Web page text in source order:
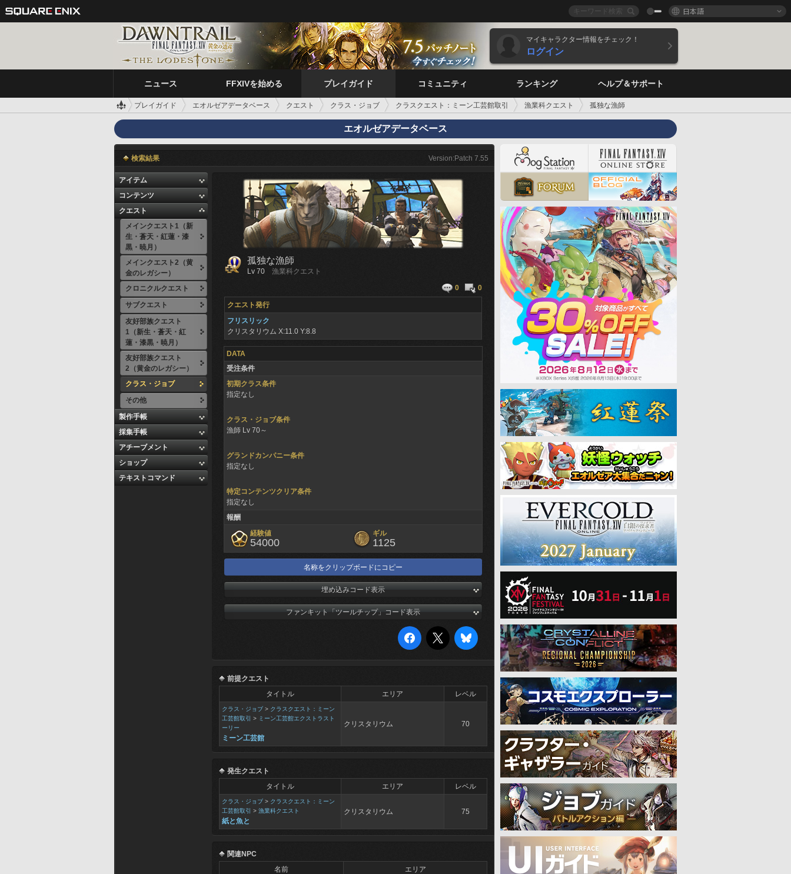
日本語
マイキャラクター情報をチェック！
ログイン
ニュース FFXIVを始める プレイガイド コミュニティ ランキング ヘルプ＆サポート
プレイガイド エオルゼアデータベース クエスト クラス・ジョブ クラスクエスト：ミーン工芸館取引 漁業科クエスト 孤独な漁師
エオルゼアデータベース
検索結果 Version:Patch 7.55
アイテム
コンテンツ
クエスト
メインクエスト1（新
生・蒼天・紅蓮・漆
黒・暁月）
メインクエスト2（黄
金のレガシー）
クロニクルクエスト
サブクエスト
友好部族クエスト
1（新生・蒼天・紅
蓮・漆黒・暁月）
友好部族クエスト
2（黄金のレガシー）
クラス・ジョブ
その他
製作手帳
採集手帳
アチーブメント
ショップ
テキストコマンド
孤独な漁師
Lv 70
漁業科クエスト
0
0
クエスト発行
フリスリック
クリスタリウム X:11.0 Y:8.8
DATA
受注条件
初期クラス条件
指定なし
クラス・ジョブ条件
漁師 Lv 70～
グランドカンパニー条件
指定なし
特定コンテンツクリア条件
指定なし
報酬
経験値
54000
ギル
1125
名称をクリップボードにコピー
埋め込みコード表示
ファンキット「ツールチップ」コード表示
前提クエスト
タイトル
エリア レベル
クラス・ジョブ > クラスクエスト：ミーン
工芸館取引
> ミーン工芸館エクストラスト
ーリー
ミーン工芸館
クリスタリウム 70
発生クエスト
タイトル
エリア レベル
クラス・ジョブ > クラスクエスト：ミーン
工芸館取引
> 漁業科クエスト
紙と魚と
クリスタリウム 75
関連NPC
名前
エリア